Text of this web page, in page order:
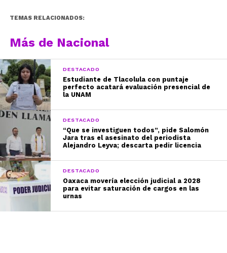
TEMAS RELACIONADOS:
Más de Nacional
DESTACADO
Estudiante de Tlacolula con puntaje
perfecto acatará evaluación presencial de
la UNAM
DESTACADO
“Que se investiguen todos”, pide Salomón
Jara tras el asesinato del periodista
Alejandro Leyva; descarta pedir licencia
DESTACADO
Oaxaca movería elección judicial a 2028
para evitar saturación de cargos en las
urnas